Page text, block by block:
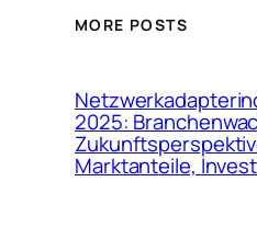
MORE POSTS
2025:
Marktanteile,